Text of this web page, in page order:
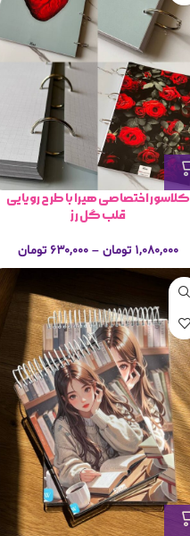
کلاسور اختصاصی هیرا با طرح رویایی
قلب گل رز
۱,۰۸۰,۰۰۰ تومان – ۶۳۰,۰۰۰ تومان